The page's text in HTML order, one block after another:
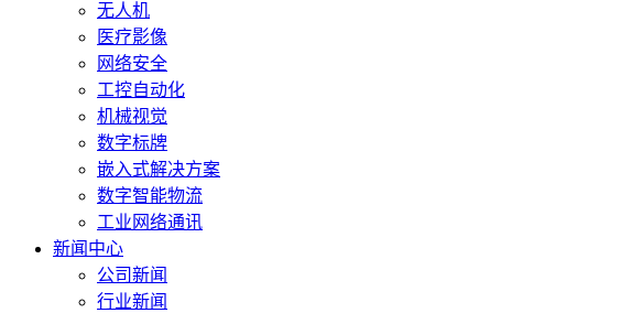
无人机
医疗影像
网络安全
工控自动化
机械视觉
数字标牌
嵌入式解决方案
数字智能物流
工业网络通讯
新闻中心
公司新闻
行业新闻